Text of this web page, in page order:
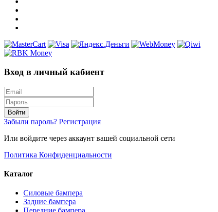
Вход в личный кабиент
Войти
Забыли пароль? Регистрация
Или войдите через аккаунт вашей социальной сети
Политика Конфиденциальности
Каталог
Силовые бампера
Задние бампера